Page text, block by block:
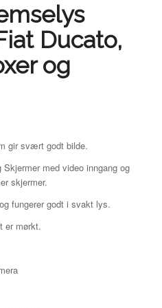
Ducato,
og
gir svært godt bilde.
med video inngang og
skjermer.
fungerer godt i svakt lys.
er mørkt.